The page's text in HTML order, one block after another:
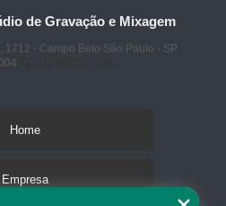
de Gravação e Mixagem
- Campo Belo São Paulo - SP
Home
Empresa